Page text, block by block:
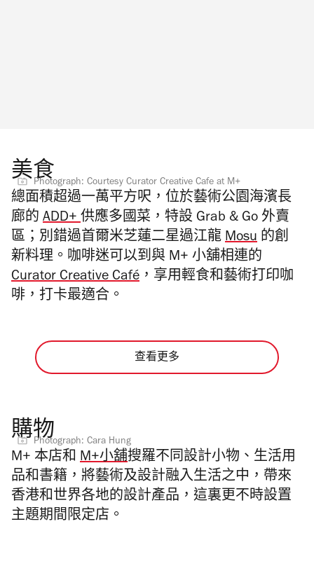
美食Photograph: Courtesy Curator Creative Cafe at M+
總面積超過一萬平方呎，位於藝術公園海濱長
廊的 ADD+供應多國菜，特設 Grab & Go 外賣
區；別錯過首爾米芝蓮二星過江龍 Mosu 的創
新料理。 咖啡迷可以到與 M+ 小舖相連的
Curator Creative Café ，享用輕食和藝術打印咖
啡，打卡最適合。
查看更多
購物Photograph: Cara Hung
M+ 本店和 M+小舖搜羅不同設計小物、生活用
品和書籍，將藝術及設計融入生活之中，帶來
香港和世界各地的設計產品，這裏更不時設置
主題期間限定店。